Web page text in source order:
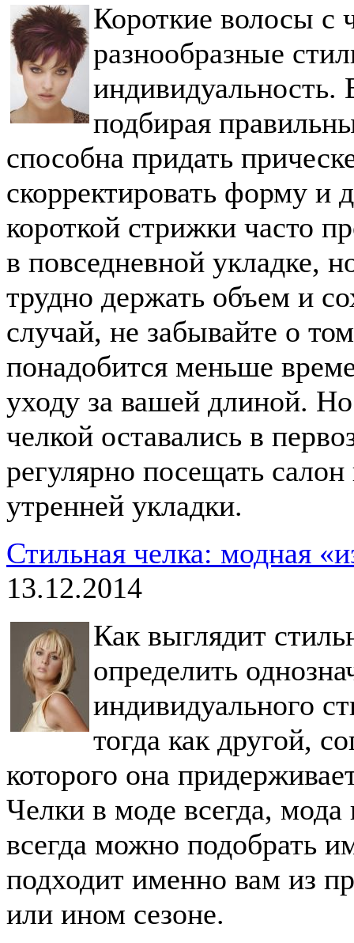
Короткие волосы с
разнообразные
подбирая
способна придать
скорректировать форму
короткой стрижки часто
в повседневной укладке,
трудно держать объем и
случай, не забывайте о
понадобится меньше
уходу за вашей длиной.
челкой оставались в
регулярно посещать
утренней укладки.
Стильная челка: модная
13.12.2014
Как выглядит
определить
индивидуального
тогда как другой,
которого она
Челки в моде всегда,
всегда можно подобрать
подходит именно вам из
или ином сезоне.